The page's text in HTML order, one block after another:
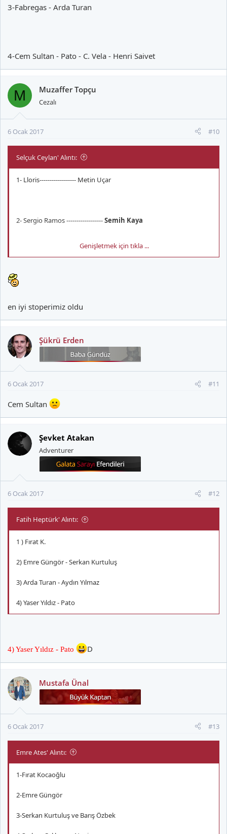
3-Fabregas - Arda Turan
4-Cem Sultan - Pato - C. Vela - Henri Saivet
M Muzaffer Topçu
Cezalı
6 Ocak 2017 #10
Selçuk Ceylan' Alıntı:
1- Lloris------------------ Metin Uçar
2- Sergio Ramos ------------------Semih Kaya
__________________
Genişletmek için tıkla ...
en iyi stoperimiz oldu
Şükrü Erden
6 Ocak 2017 #11
Cem Sultan
Şevket Atakan
Adventurer
6 Ocak 2017 #12
Fatih Heptürk' Alıntı:
1 ) Fırat K.
2) Emre Güngör - Serkan Kurtuluş
3) Arda Turan - Aydın Yılmaz
4) Yaser Yıldız - Pato
4) Yaser Yıldız - Pato D
Mustafa Ünal
6 Ocak 2017 #13
Emre Ates' Alıntı:
1-Fırat Kocaoğlu
2-Emre Güngör
3-Serkan Kurtuluş ve Barış Özbek